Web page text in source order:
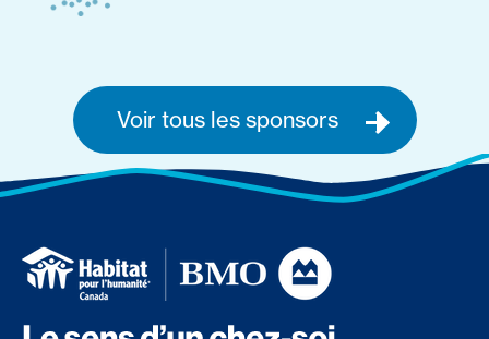
Voir tous les sponsors